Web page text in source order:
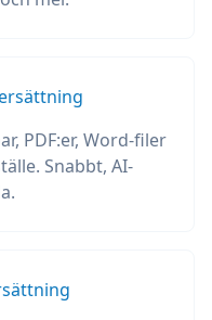
PDF:er, Word-filer
Snabbt, AI-